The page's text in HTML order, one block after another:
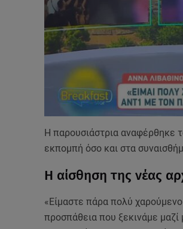
Η παρουσιάστρια αναφέρθηκε
εκπομπή όσο και στα
Η αίσθηση της νέας
«Είμαστε πάρα πολύ
προσπάθεια που ξεκινάμε